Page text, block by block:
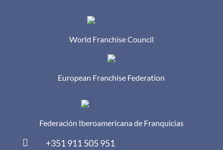
World Franchise Council
European Franchise Federation
Federación Iberoamericana de Franquicias
 +351 911 505 951